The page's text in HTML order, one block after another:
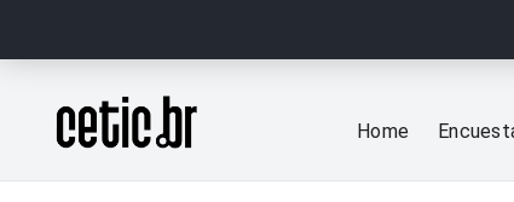
Página inicial
Home